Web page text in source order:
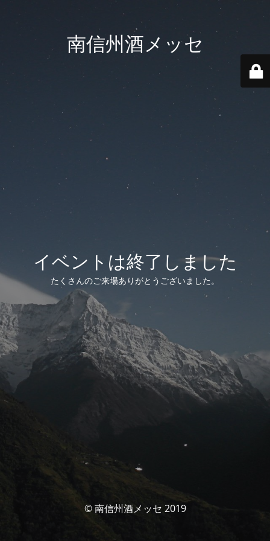
南信州酒メッセ
イベントは終了しました
たくさんのご来場ありがとうございました。
© 南信州酒メッセ 2019